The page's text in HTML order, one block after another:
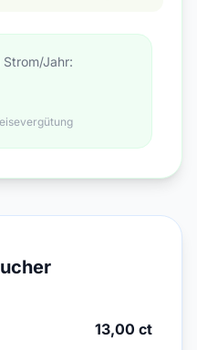
Jahr:
13,00 ct